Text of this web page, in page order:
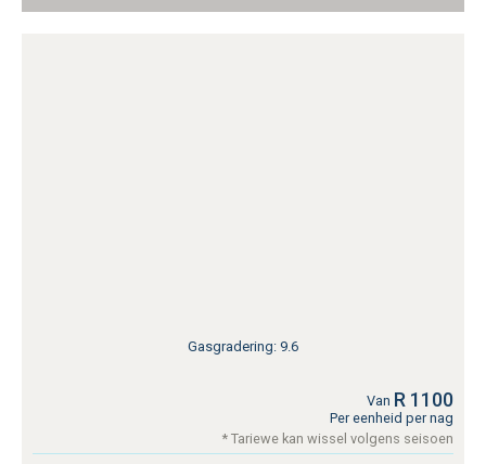
Gasgradering: 9.6
Van R 1100
Per eenheid per nag
* Tariewe kan wissel volgens seisoen